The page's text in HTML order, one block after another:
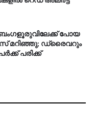
പോയ
മറിഞ്ഞു; ഡ്രൈവറും
പരിക്ക്